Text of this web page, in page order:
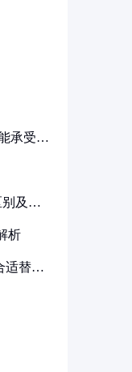
承受多
及其
析
适替代